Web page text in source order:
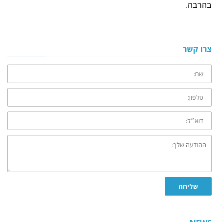
בהרבה.
צרו קשר
שם:
טלפון:
דוא״ל:
ההודעה
שלך:
שליחה